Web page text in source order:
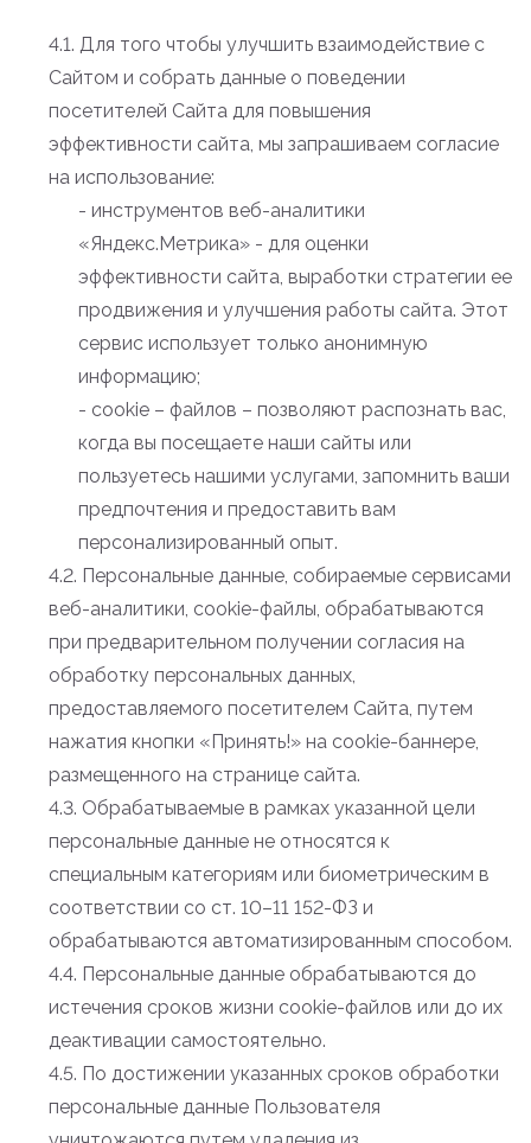
4.1. Для того чтобы улучшить взаимодействие с
Сайтом и собрать данные о поведении
посетителей Сайта для повышения
эффективности сайта, мы запрашиваем согласие
на использование:
- инструментов веб-аналитики
«Яндекс.Метрика» - для оценки
эффективности сайта, выработки стратегии ее
продвижения и улучшения работы сайта. Этот
сервис использует только анонимную
информацию;
- cookie – файлов – позволяют распознать вас,
когда вы посещаете наши сайты или
пользуетесь нашими услугами, запомнить ваши
предпочтения и предоставить вам
персонализированный опыт.
4.2. Персональные данные, собираемые сервисами
веб-аналитики, cookie-файлы, обрабатываются
при предварительном получении согласия на
обработку персональных данных,
предоставляемого посетителем Сайта, путем
нажатия кнопки «Принять!» на cookie-баннере,
размещенного на странице сайта.
4.3. Обрабатываемые в рамках указанной цели
персональные данные не относятся к
специальным категориям или биометрическим в
соответствии со ст. 10–11 152-ФЗ и
обрабатываются автоматизированным способом.
4.4. Персональные данные обрабатываются до
истечения сроков жизни cookie-файлов или до их
деактивации самостоятельно.
4.5. По достижении указанных сроков обработки
персональные данные Пользователя